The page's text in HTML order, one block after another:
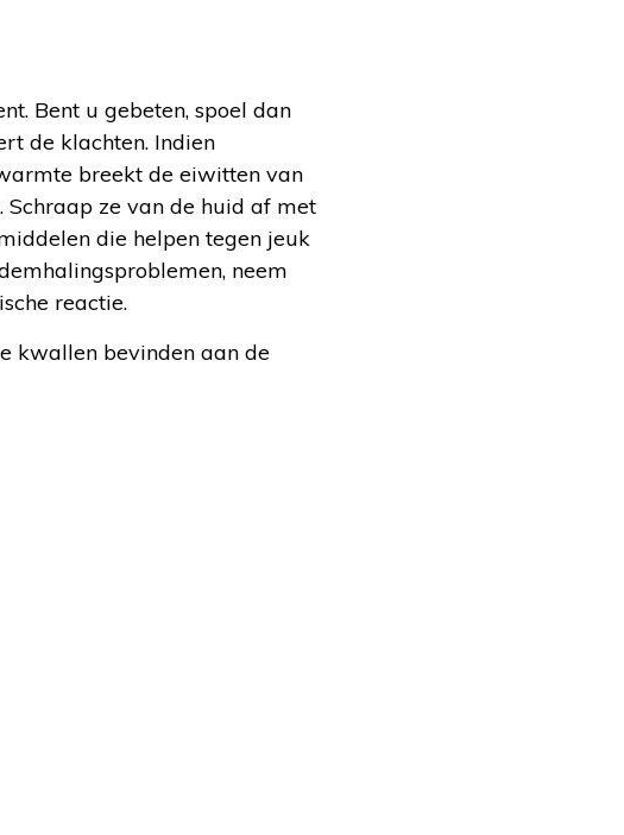
Bent u gebeten, spoel dan
de klachten. Indien
breekt de eiwitten van
ze van de huid af met
die helpen tegen jeuk
neem
reactie.
kwallen bevinden aan de